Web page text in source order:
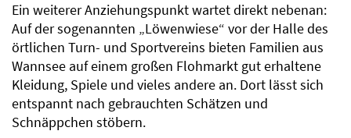
Ein weiterer Anziehungspunkt wartet direkt nebenan:
Auf der sogenannten „Löwenwiese“ vor der Halle des
örtlichen Turn- und Sportvereins bieten Familien aus
Wannsee auf einem großen Flohmarkt gut erhaltene
Kleidung, Spiele und vieles andere an. Dort lässt sich
entspannt nach gebrauchten Schätzen und
Schnäppchen stöbern.